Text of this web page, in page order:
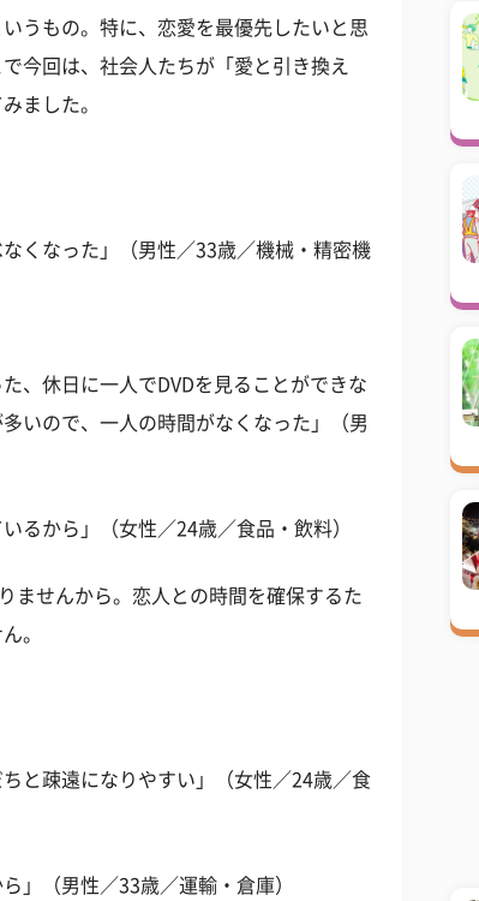
うもの。特に、恋愛を最優先したいと思
今回は、社会人たちが「愛と引き換え
ました。
くなった」（男性／33歳／機械・精密機
、休日に一人でDVDを見ることができな
いので、一人の時間がなくなった」（男
るから」（女性／24歳／食品・飲料）
ませんから。恋人との時間を確保するた
。
と疎遠になりやすい」（女性／24歳／食
」（男性／33歳／運輸・倉庫）